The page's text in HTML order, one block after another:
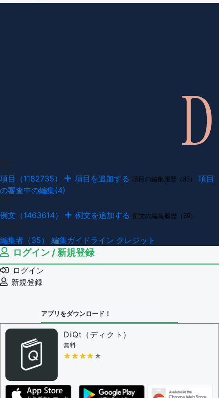
項目（1182735） 項目を追加する 項目の編集履歴（35）
項目
の審査中の編集(4)
例文（1463614） 例文を追加する 例文の編集履歴（39）
編集者（35） 編集ガイドライン クレジット
ログイン / 新規登録
ログイン
新規登録
アプリをダウンロード！
DiQt（ディクト）
無料
★★★★★
★★★★★